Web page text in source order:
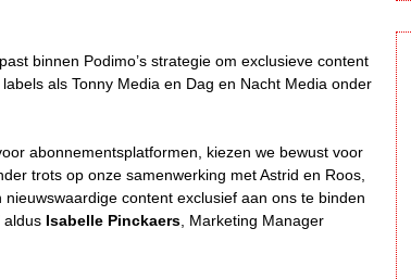
binnen Podimo’s strategie om exclusieve content
als Tonny Media en Dag en Nacht Media onder
abonnementsplatformen, kiezen we bewust voor
trots op onze samenwerking met Astrid en Roos,
content exclusief aan ons te binden
aldus Isabelle Pinckaers , Marketing Manager